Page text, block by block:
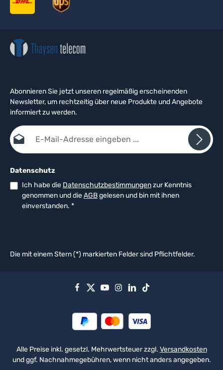
Abonnieren Sie jetzt unseren regelmäßig erscheinenden
Newsletter, um rechtzeitig über neue Produkte und Angebote
informiert zu werden.
E-Mail-Adresse*
Datenschutz
Ich habe die Datenschutzbestimmungenzur Kenntnis
genommen und dieAGBgelesen und bin mit ihnen
einverstanden. *
Die mit einem Stern (*) markierten Felder sind Pflichtfelder.
Alle Preise inkl. gesetzl. Mehrwertsteuer zzgl. Versandkosten
und ggf. Nachnahmegebühren, wenn nicht anders angegeben.